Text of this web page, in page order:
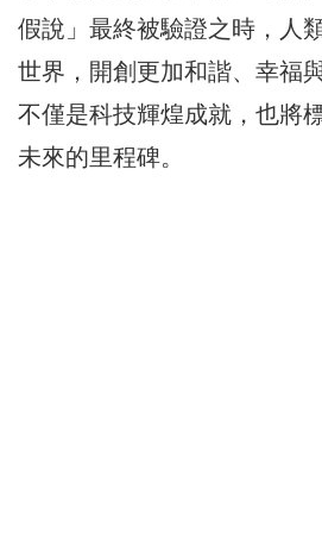
假說」最終被驗證之時，人
世界，開創更加和諧、幸福
不僅是科技輝煌成就，也將
未來的里程碑。